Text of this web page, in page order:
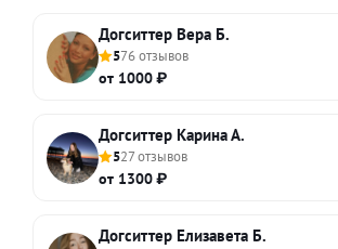
Догситтер Вера Б.
576 отзывов
от 1000 ₽
Догситтер Карина А.
527 отзывов
от 1300 ₽
Догситтер Елизавета Б.